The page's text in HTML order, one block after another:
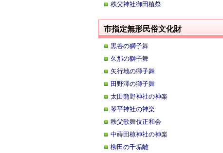
秩父神社御田植祭
市指定無形民俗文化財
黒谷の獅子舞
久那の獅子舞
矢行地の獅子舞
田野澤の獅子舞
太田熊野神社の神楽
琴平神社の神楽
秩父歌舞伎正和会
中蒔田椋神社の神楽
柳田の千垢離